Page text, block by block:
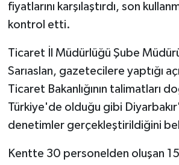
fiyatlarını karşılaştırdı, son
kontrol etti.
Ticaret İl Müdürlüğü Şube
Sarıaslan, gazetecilere yaptığı
Ticaret Bakanlığının talimatları
Türkiye'de olduğu gibi
denetimler gerçekleştirildiğini
Kentte 30 personelden oluşan 15